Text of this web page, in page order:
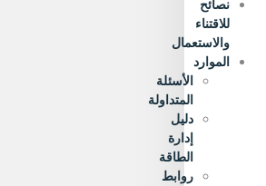
نصائح
للاقتناء
والاستعمال
الموارد
الأسئلة
المتداولة
دليل
إدارة
الطاقة
روابط